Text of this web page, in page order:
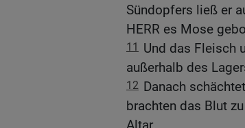
Sündopfers ließ er
HERR es Mose
11
Und das Fleisch
außerhalb des
12 Danach
brachten das Blut